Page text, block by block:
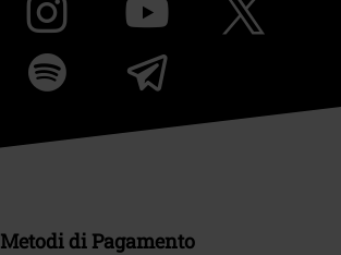
Metodi di Pagamento